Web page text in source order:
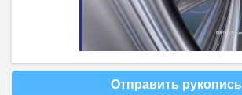
Отправить рукопись